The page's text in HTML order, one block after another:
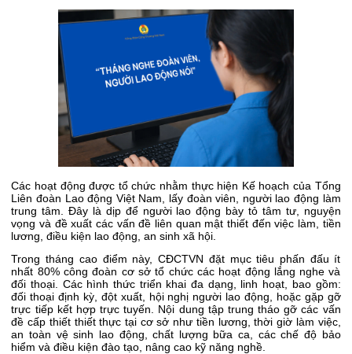
Các hoạt động được tổ chức nhằm thực hiện Kế hoạch của Tổng
Liên đoàn Lao động Việt Nam, lấy đoàn viên, người lao động làm
trung tâm. Đây là dịp để người lao động bày tỏ tâm tư, nguyện
vọng và đề xuất các vấn đề liên quan mật thiết đến việc làm, tiền
lương, điều kiện lao động, an sinh xã hội.
Trong tháng cao điểm này, CĐCTVN đặt mục tiêu phấn đấu ít
nhất 80% công đoàn cơ sở tổ chức các hoạt động lắng nghe và
đối thoại. Các hình thức triển khai đa dạng, linh hoạt, bao gồm:
đối thoại định kỳ, đột xuất, hội nghị người lao động, hoặc gặp gỡ
trực tiếp kết hợp trực tuyến. Nội dung tập trung tháo gỡ các vấn
đề cấp thiết thiết thực tại cơ sở như tiền lương, thời giờ làm việc,
an toàn vệ sinh lao động, chất lượng bữa ca, các chế độ bảo
hiểm và điều kiện đào tạo, nâng cao kỹ năng nghề.